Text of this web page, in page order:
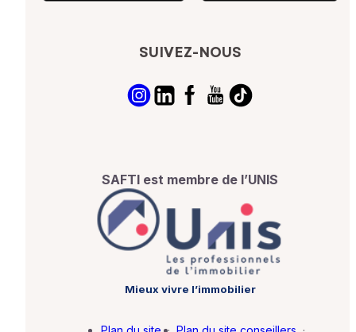
SUIVEZ-NOUS
SAFTI est membre de l’UNIS
Mieux vivre l’immobilier